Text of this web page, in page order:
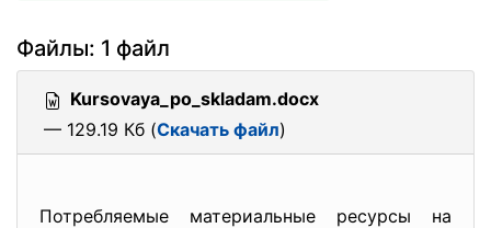
Файлы: 1 файл
Kursovaya_po_skladam.docx
— 129.19 Кб (Скачать файл)
Потребляемые материальные ресурсы на